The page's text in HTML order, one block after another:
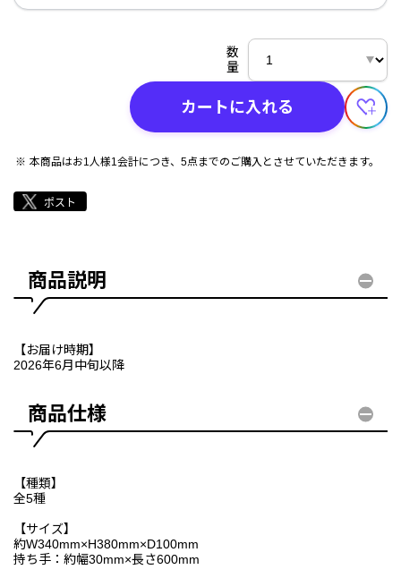
数
量
カートに入れる
本商品はお1人様1会計につき、5点までのご購入とさせていただきます。
商品説明
【お届け時期】
2026年6月中旬以降
商品仕様
【種類】
全5種
【サイズ】
約W340mm×H380mm×D100mm
持ち手：約幅30mm×長さ600mm